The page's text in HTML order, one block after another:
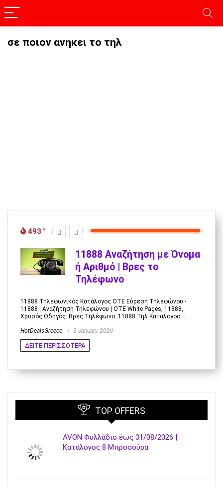
σε ποιον ανηκει το τηλ
493
11888 Αναζήτηση με Όνομα
ή Αριθμό | Βρες το
Τηλέφωνο
11888 Τηλεφωνικός Κατάλογος ΟΤΕ Εύρεση Τηλεφώνου -
11888 | Αναζήτηση Τηλεφώνου | OTE White Pages, 11888,
Χρυσός Οδηγός. Βρες Τηλέφωνο. 11888 Τηλ Καταλογοσ ...
HotDealsGreece 3 January 2026
ΔΕΙΤΕ ΠΕΡΙΣΣΟΤΕΡΑ
TOP OFFERS
AVON Φυλλάδιο έως 31/08/2026 |
Κατάλογος 8 Μπροσούρα